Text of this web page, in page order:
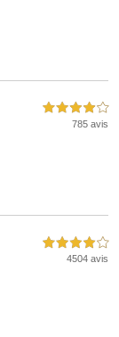
4,0 étoiles sur 5
785 avis
4,0 étoiles sur 5
4504 avis